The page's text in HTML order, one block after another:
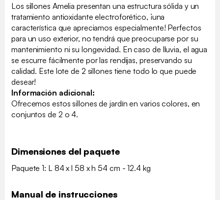
Los sillones Amelia presentan una estructura sólida y un
tratamiento antioxidante electroforético, ¡una
característica que apreciamos especialmente! Perfectos
para un uso exterior, no tendrá que preocuparse por su
mantenimiento ni su longevidad. En caso de lluvia, el agua
se escurre fácilmente por las rendijas, preservando su
calidad. Este lote de 2 sillones tiene todo lo que puede
desear!
Información adicional:
Ofrecemos estos sillones de jardín en varios colores, en
conjuntos de 2 o 4.
Dimensiones del paquete
Paquete 1: L 84 x l 58 x h 54 cm - 12.4 kg
Manual de instrucciones